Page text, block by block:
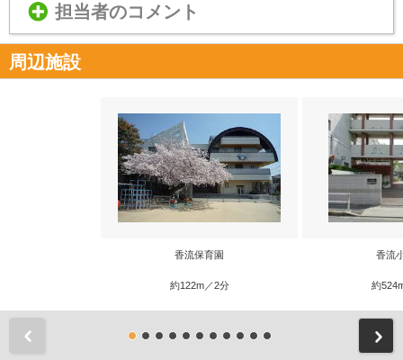
担当者のコメント
周辺施設
香流保育園
約122m／2分
香流
約